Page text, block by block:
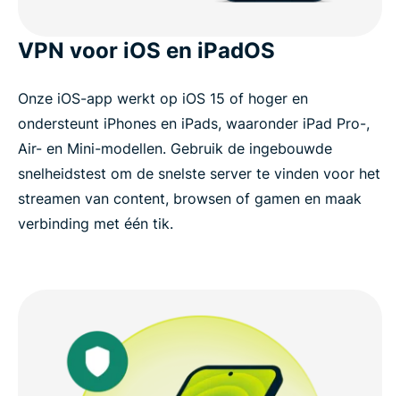
VPN voor iOS en iPadOS
Onze iOS-app werkt op iOS 15 of hoger en
ondersteunt iPhones en iPads, waaronder iPad Pro-,
Air- en Mini-modellen. Gebruik de ingebouwde
snelheidstest om de snelste server te vinden voor het
streamen van content, browsen of gamen en maak
verbinding met één tik.